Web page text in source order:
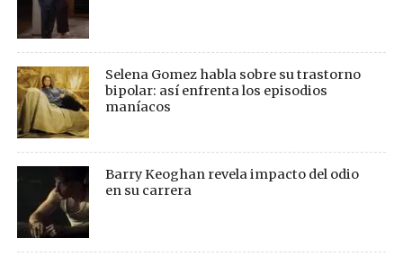
Selena Gomez habla sobre su trastorno
bipolar: así enfrenta los episodios
maníacos
Barry Keoghan revela impacto del odio
en su carrera